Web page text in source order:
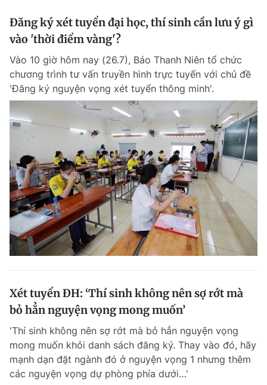
Đăng ký xét tuyển đại học, thí sinh cần lưu ý gì
vào 'thời điểm vàng'?
Vào 10 giờ hôm nay (26.7), Báo Thanh Niên tổ chức
chương trình tư vấn truyền hình trực tuyến với chủ đề
'Đăng ký nguyện vọng xét tuyển thông minh'.
Xét tuyển ĐH: ‘Thí sinh không nên sợ rớt mà
bỏ hẳn nguyện vọng mong muốn’
'Thí sinh không nên sợ rớt mà bỏ hẳn nguyện vọng
mong muốn khỏi danh sách đăng ký. Thay vào đó, hãy
mạnh dạn đặt ngành đó ở nguyện vọng 1 nhưng thêm
các nguyện vọng dự phòng phía dưới…'